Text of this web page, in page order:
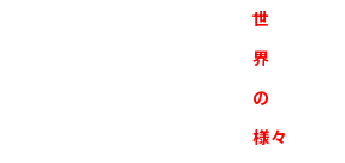
世
界
の
様々